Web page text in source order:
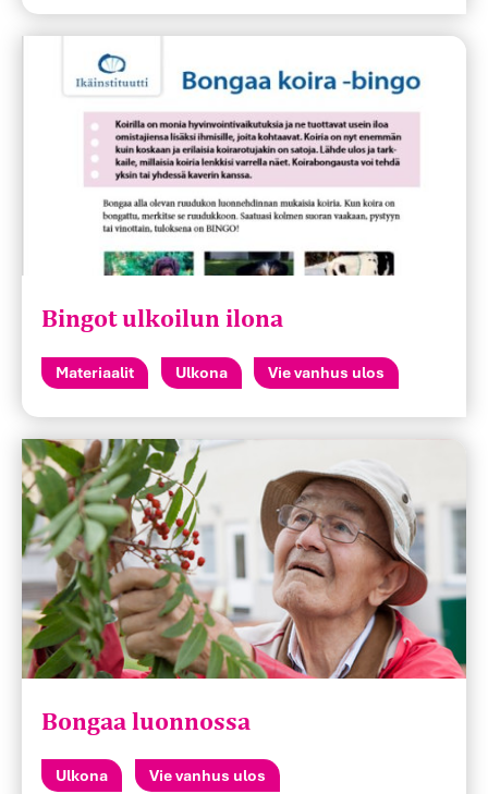
Bingot ulkoilun ilona
Materiaalit Ulkona Vie vanhus ulos
Bongaa luonnossa
Ulkona Vie vanhus ulos